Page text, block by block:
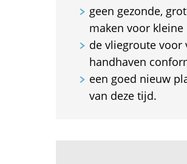
geen gezonde,
maken voor
de vliegroute voor
handhaven
een goed nieuw
van deze tijd.